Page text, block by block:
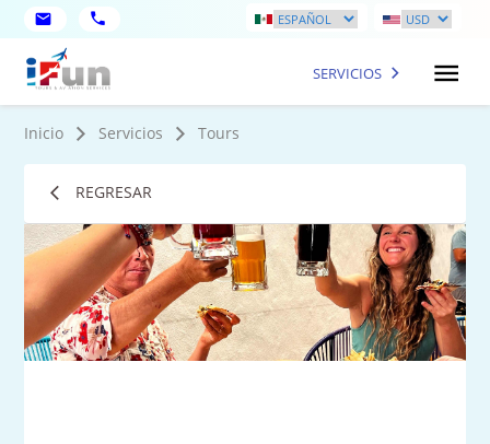
SERVICIOS
Inicio Servicios Tours
REGRESAR
1